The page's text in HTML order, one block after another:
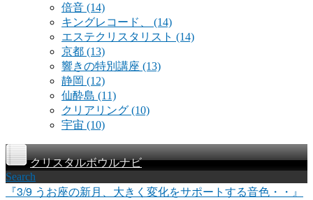
倍音 (14)
キングレコード、 (14)
エステクリスタリスト (14)
京都 (13)
響きの特別講座 (13)
静岡 (12)
仙酔島 (11)
クリアリング (10)
宇宙 (10)
クリスタルボウルナビ
Search
『3/9 うお座の新月、大きく変化をサポートする音色・・』